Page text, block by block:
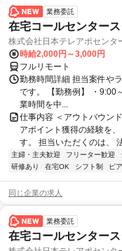
業務委託
在宅コールセンター
株式会社日本テレアポセンタ
時給2,000円～3,000円
フルリモート
勤務時間詳細 担当案件や
です。 【勤務例】 ・9:00
業時間を中...
仕事内容 ＜アウトバウン
アポイント獲得の経験を
す。 担当いただくのは、
主婦・主夫歓迎 フリーター歓迎
研修あり
在宅OK シフト制 ピ
同じ企業の求人
業務委託
在宅コールセンター